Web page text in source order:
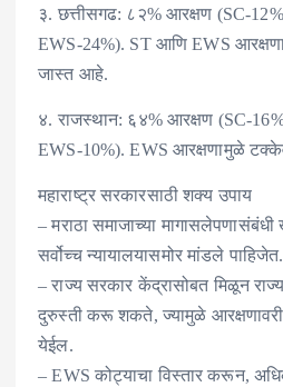
३. छत्तीसगढ: ८२% आरक्षण (SC-
EWS-24%). ST आणि EWS
जास्त आहे.
४. राजस्थान: ६४% आरक्षण (SC-
EWS-10%). EWS आरक्षणामुळे
महाराष्ट्र सरकारसाठी शक्य उपाय
– मराठा समाजाच्या
सर्वोच्च न्यायालयासमोर मांडले पाहिजेत.
– राज्य सरकार केंद्रासोबत मिळून
दुरुस्ती करू शकते, ज्यामुळे
येईल.
– EWS कोट्याचा विस्तार करून,